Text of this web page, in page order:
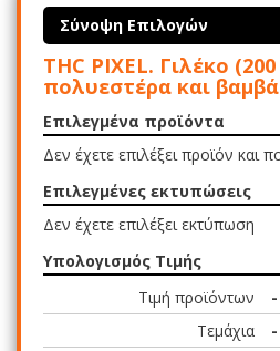
Σύνοψη Επιλογών
THC PIXEL. Γιλέκο
πολυεστέρα και
Επιλεγμένα προϊόντα
Δεν έχετε επιλέξει προϊόν και
Επιλεγμένες εκτυπώσεις
Δεν έχετε επιλέξει εκτύπωση
Υπολογισμός Τιμής
Τιμή προϊόντων
-
Τεμάχια
-